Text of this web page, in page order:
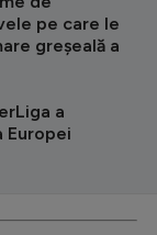
pe care le
greșeală a
a
Europei